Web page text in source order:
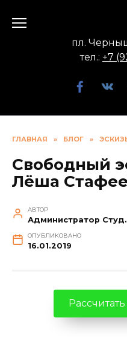
пл.
тел.: +7
ГЛАВНАЯ » БЛОГ »
Свободный
Лёша
АВТОР
ОПУБЛИКОВАНО
16.01.2019